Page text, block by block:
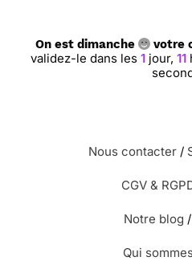
On est dimanche votre
validez-le dans les 1jour, 11
Nous contacter /
CGV &
Notre blog /
Qui